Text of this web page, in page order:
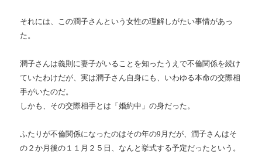
それには、この潤子さんという女性の理解しがたい事情があっ
た。
潤子さんは義則に妻子がいることを知ったうえで不倫関係を続け
ていたわけだが、実は潤子さん自身にも、いわゆる本命の交際相
手がいたのだ。
しかも、その交際相手とは「婚約中」の身だった。
ふたりが不倫関係になったのはその年の9月だが、潤子さんはそ
の２か月後の１１月２５日、なんと挙式する予定だったという。